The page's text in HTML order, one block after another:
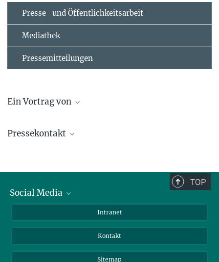
Presse- und Öffentlichkeitsarbeit
Mediathek
Pressemitteilungen
Ein Vortrag von
Max-Planck Fellow
Pressekontakt
hesse@...
TOP
Social Media
LinkedIn
Intranet
Kontakt
Sitemap